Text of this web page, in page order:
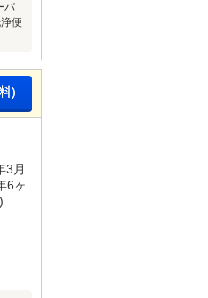
パ
便
)
3月
6ヶ